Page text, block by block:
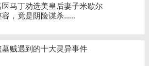
医马丁劝选美皇后妻子米歇尔
，竟是阴险谋杀......
墓贼遇到的十大灵异事件